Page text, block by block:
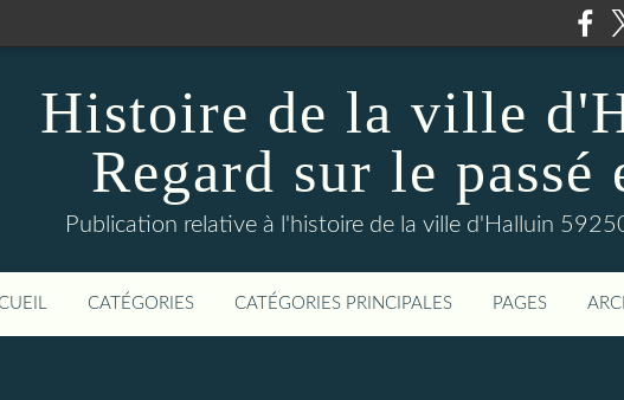
Histoire de la ville
Regard sur le passé
Publication relative à l'histoire de la ville d'Halluin
CATÉGORIES CATÉGORIES PRINCIPALES PAGES